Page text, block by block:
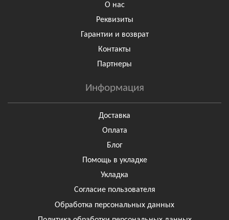
О нас
Реквизиты
Гарантии и возврат
Контакты
Партнеры
Информация
Доставка
Оплата
Блог
Помощь в укладке
Укладка
Согласие пользователя
Обработка персональных данных